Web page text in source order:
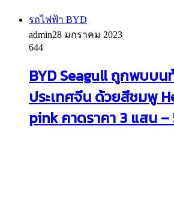
รถไฟฟ้า BYD
admin28 มกราคม 2023
644
BYD Seagull ถูกพบบ
ประเทศจีน ด้วยสีชมพู
pink คาดราคา 3 แสน